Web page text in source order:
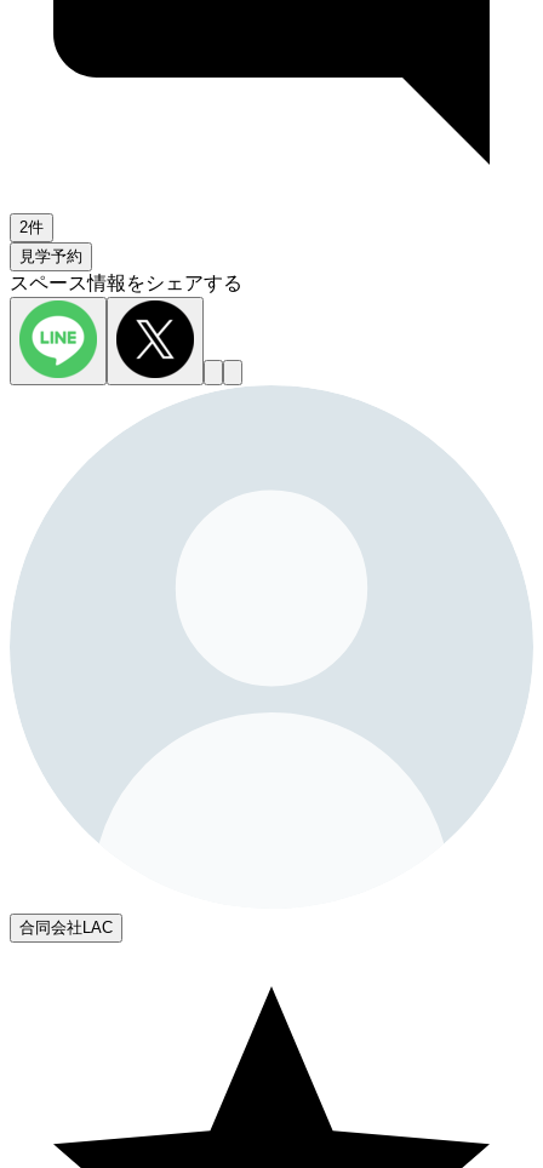
2件
見学予約
スペース情報をシェアする
合同会社LAC